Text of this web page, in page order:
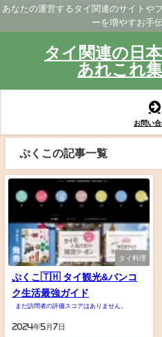
あなたの運営するタイ関連のサイト
ーを増やすお手
タイ関連の日
あれこれ
お問い
ぷくこの記事一覧
タイ料理
ぷくこ🇹🇭 タイ観光&バンコ
ク生活最強ガイド
まだ訪問者の評価スコアはありません。
2024年5月7日